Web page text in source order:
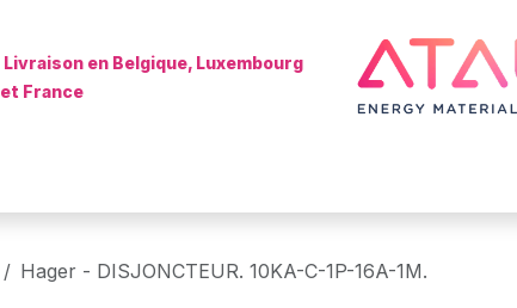
Livraison en Belgique, Luxembourg
et France
Hager - DISJONCTEUR. 10KA-C-1P-16A-1M.